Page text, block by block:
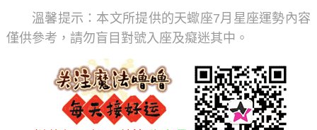
溫馨提示： 本文所提供的天蠍座7月星座運勢內容
僅供參考，請勿盲目對號入座及癡迷其中。